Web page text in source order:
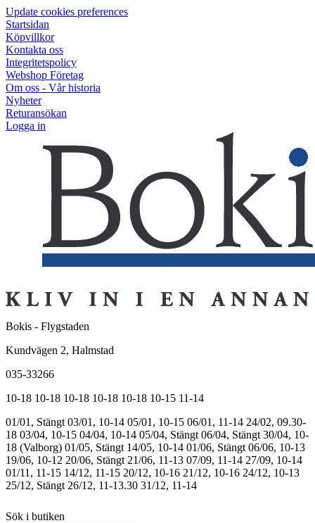
Update cookies preferences
Startsidan
Köpvillkor
Kontakta oss
Integritetspolicy
Webshop Företag
Om oss - Vår historia
Nyheter
Returansökan
Logga in
Bokis - Flygstaden
Kundvägen 2, Halmstad
035-33266
10-18 10-18 10-18 10-18 10-18 10-15 11-14
01/01, Stängt 03/01, 10-14 05/01, 10-15 06/01, 11-14 24/02, 09.30-
18 03/04, 10-15 04/04, 10-14 05/04, Stängt 06/04, Stängt 30/04, 10-
18 (Valborg) 01/05, Stängt 14/05, 10-14 01/06, Stängt 06/06, 10-13
19/06, 10-12 20/06, Stängt 21/06, 11-13 07/09, 11-14 27/09, 10-14
01/11, 11-15 14/12, 11-15 20/12, 10-16 21/12, 10-16 24/12, 10-13
25/12, Stängt 26/12, 11-13.30 31/12, 11-14
Sök i butiken